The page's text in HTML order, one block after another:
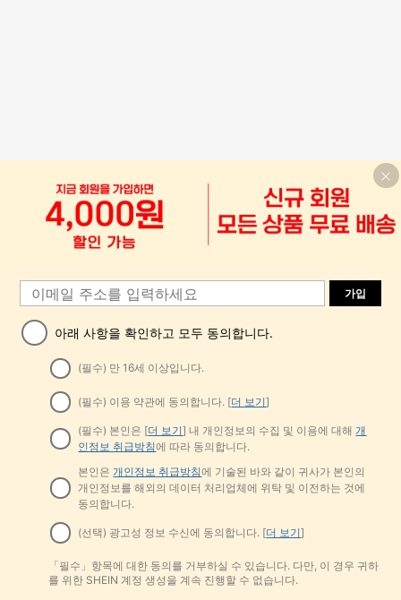
가입
아래 사항을 확인하고 모두 동의합니다.
(필수) 만 16세 이상입니다.
(필수) 이용 약관에 동의합니다. [더 보기]
(필수) 본인은 [더 보기] 내 개인정보의 수집 및 이용에 대해개
인정보 취급방침에 따라 동의합니다.
본인은 개인정보 취급방침에 기술된 바와 같이 귀사가 본인의
개인정보를 해외의 데이터 처리업체에 위탁 및 이전하는 것에
동의합니다.
(선택) 광고성 정보 수신에 동의합니다. [더 보기]
「필수」항목에 대한 동의를 거부하실 수 있습니다. 다만, 이 경우 귀하
를 위한 SHEIN 계정 생성을 계속 진행할 수 없습니다.